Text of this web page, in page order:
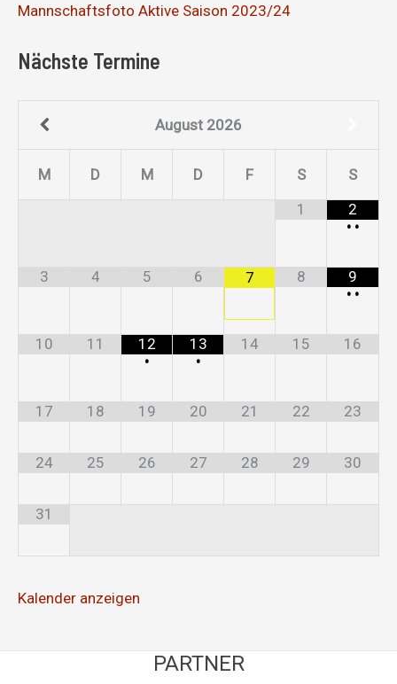
Mannschaftsfoto Aktive Saison 2023/24
Nächste Termine
August 2026
M D M D F S
S
1
2
• •
3 4 5 6 7 8
9
• •
10 11
12
•
13
•
14 15 16
17 18 19 20 21 22 23
24 25 26 27 28 29 30
31
Kalender anzeigen
PARTNER